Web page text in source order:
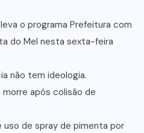
o programa Prefeitura com
do Mel nesta sexta-feira
não tem ideologia.
morre após colisão de
uso de spray de pimenta por